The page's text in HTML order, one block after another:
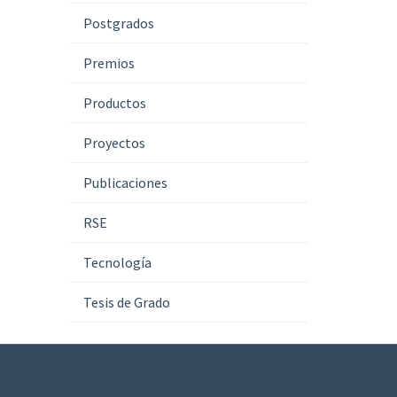
Postgrados
Premios
Productos
Proyectos
Publicaciones
RSE
Tecnología
Tesis de Grado